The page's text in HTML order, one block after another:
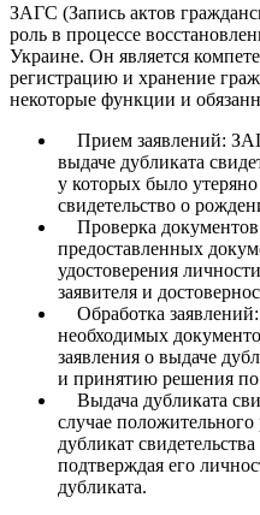
ЗАГС (Запись актов
роль в процессе
Украине. Он является
регистрацию и хранение
некоторые функции и
Прием заявлений:
выдаче дубликата
у которых было
свидетельство о
Проверка
предоставленных
удостоверения
заявителя и
Обработка
необходимых
заявления о выдаче
и принятию решения по
Выдача дубликата
случае
дубликат
подтверждая его
дубликата.